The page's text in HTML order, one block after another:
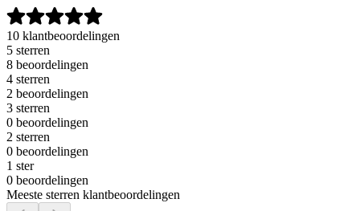
10 klantbeoordelingen
5 sterren
8 beoordelingen
4 sterren
2 beoordelingen
3 sterren
0 beoordelingen
2 sterren
0 beoordelingen
1 ster
0 beoordelingen
Meeste sterren klantbeoordelingen